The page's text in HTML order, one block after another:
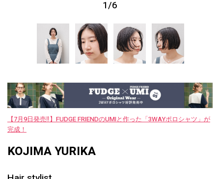
1/6
【7月9日発売‼︎】FUDGE FRIENDのUMIと作った「3WAYポロシャツ」が
完成！
KOJIMA YURIKA